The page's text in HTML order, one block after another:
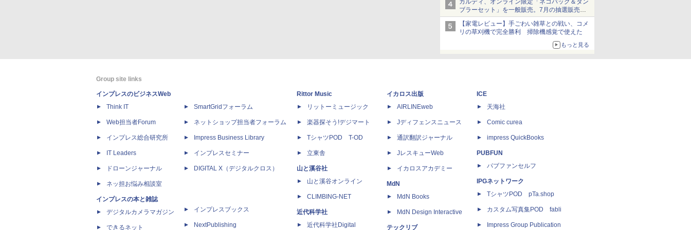
カルディ、オンライン限定「ネコバッグ＆タン
ブラーセット」を一般販売。7月の抽選販売の
当選無効分
【家電レビュー】手ごわい雑草との戦い、コメ
リの草刈機で完全勝利 掃除機感覚で使えた
もっと見る
Group site links
インプレスのビジネスWeb
Think IT
Web担当者Forum
インプレス総合研究所
IT Leaders
ドローンジャーナル
ネッ担お悩み相談室
インプレスの本と雑誌
デジタルカメラマガジン
できるネット
SmartGridフォーラム
ネットショップ担当者フォーラム
Impress Business Library
インプレスセミナー
DIGITAL X（デジタルクロス）
インプレスブックス
NextPublishing
Rittor Music
リットーミュージック
楽器探そう!デジマート
TシャツPOD T-OD
立東舎
山と溪谷社
山と溪谷オンライン
CLIMBING-NET
近代科学社
近代科学社Digital
イカロス出版
AIRLINEweb
Jディフェンスニュース
通訳翻訳ジャーナル
JレスキューWeb
イカロスアカデミー
MdN
MdN Books
MdN Design Interactive
テックリブ
ICE
天海社
Comic curea
impress QuickBooks
PUBFUN
パブファンセルフ
IPGネットワーク
TシャツPOD pTa.shop
カスタム写真集POD fabli
Impress Group Publication